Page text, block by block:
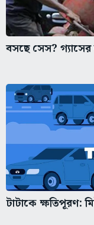
বসছে সেস? গ্যাসের
টাটাকে ক্ষতিপূরণ: